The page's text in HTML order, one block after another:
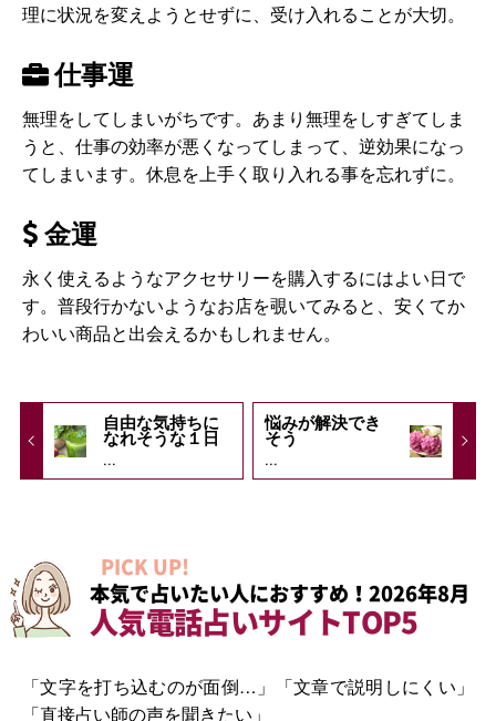
理に状況を変えようとせずに、受け入れることが大切。
仕事運
無理をしてしまいがちです。あまり無理をしすぎてしま
うと、仕事の効率が悪くなってしまって、逆効果になっ
てしまいます。休息を上手く取り入れる事を忘れずに。
金運
永く使えるようなアクセサリーを購入するにはよい日で
す。普段行かないようなお店を覗いてみると、安くてか
わいい商品と出会えるかもしれません。
自由な気持ちに
なれそうな１日
...
悩みが解決でき
そう
...
PICK UP!
本気で占いたい人におすすめ！2026年8月
人気電話占いサイトTOP5
「文字を打ち込むのが面倒…」「文章で説明しにくい」
「直接占い師の声を聞きたい」